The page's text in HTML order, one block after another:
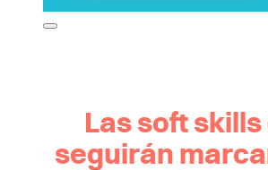
Las soft skills
seguirán